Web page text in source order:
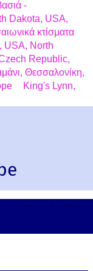
-
Dakota, USA,
κτίσματα
USA, North
Republic,
Θεσσαλονίκη,
King's Lynn,